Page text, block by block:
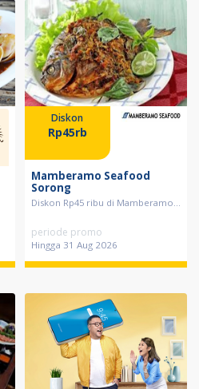
Diskon
Rp45rb
Mamberamo Seafood
Sorong
Diskon Rp45 ribu di Mamberamo...
periode promo
Hingga 31 Aug 2026